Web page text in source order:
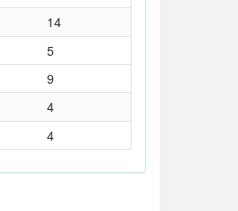
14
5
9
4
4